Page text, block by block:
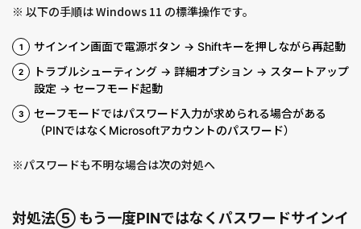
※ 以下の手順は Windows 11 の標準操作です。
サインイン画面で電源ボタン → Shiftキーを押しながら再起動
トラブルシューティング → 詳細オプション → スタートアップ
設定 → セーフモード起動
セーフモードではパスワード入力が求められる場合がある
（PINではなくMicrosoftアカウントのパスワード）
※パスワードも不明な場合は次の対処へ
対処法⑤ もう一度PINではなくパスワードサインイ